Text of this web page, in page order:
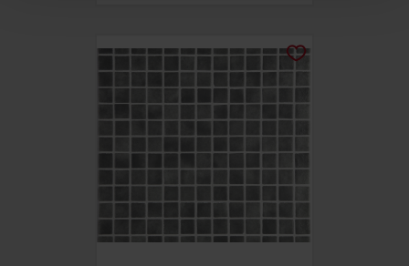
korzystasz z naszej witryny, udostępniamy partnerom
społecznościowym, reklamowym i analitycznym.
Partnerzy mogą połączyć te informacje z innymi danymi
otrzymanymi od Ciebie lub uzyskanymi podczas
korzystania z ich usług.